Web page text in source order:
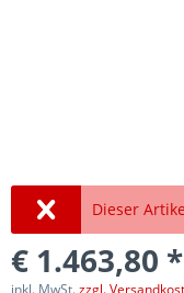
Dieser
€ 1.463,80 *
inkl. MwSt.zzgl.